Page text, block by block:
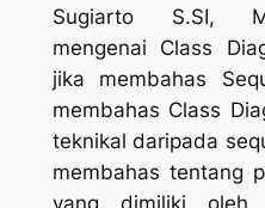
Sugiarto S.SI,
mengenai Class
jika membahas
membahas Class
teknikal daripada
membahas tentang